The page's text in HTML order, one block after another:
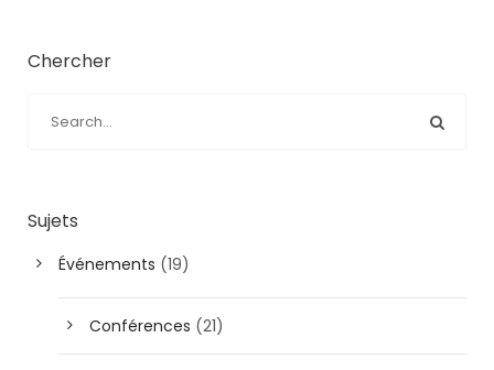
Chercher
Sujets
Événements (19)
Conférences (21)